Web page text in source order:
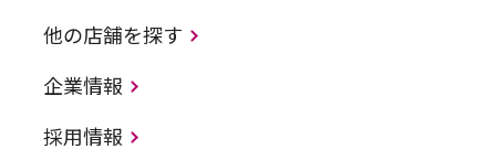
他の店舗を探す
企業情報
採用情報